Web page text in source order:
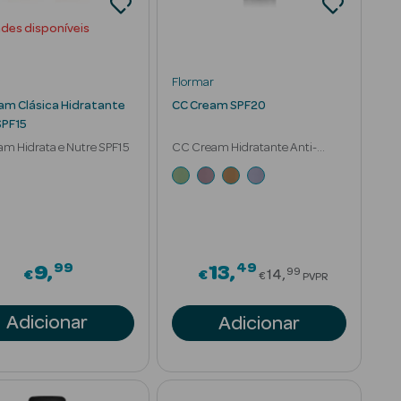
disponíveis
Clásica Hidratante
Hidrata e Nutre SPF15
€9 99
Adicionar
Flormar
CC Cream SPF20
CC Cream Hidratante Anti-
Vermelhidão SPF20
€13 49Price reduced
€14 99 PVPR
Adicionar